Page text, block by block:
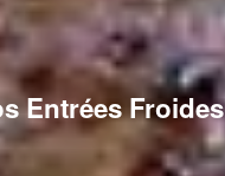
Entrées Froides